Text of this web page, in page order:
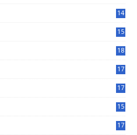
14
15
18
17
17
15
17